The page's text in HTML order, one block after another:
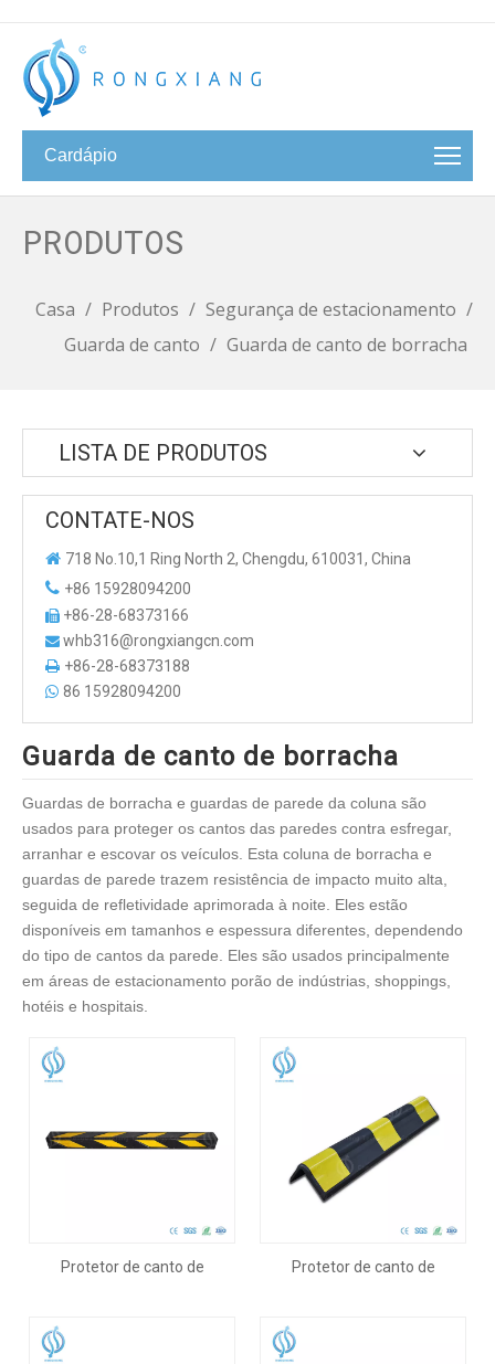
Cardápio
PRODUTOS
Casa / Produtos / Segurança de estacionamento /
Guarda de canto / Guarda de canto de borracha
LISTA DE PRODUTOS
CONTATE-NOS
 718 No.10,1 Ring North 2, Chengdu, 610031, China
 +86 15928094200
 +86-28-68373166
 whb316@rongxiangcn.com
 +86-28-68373188
 86 15928094200
Guarda de canto de borracha
Guardas de borracha e guardas de parede da coluna são
usados ​​para proteger os cantos das paredes contra esfregar,
arranhar e escovar os veículos. Esta coluna de borracha e
guardas de parede trazem resistência de impacto muito alta,
seguida de refletividade aprimorada à noite. Eles estão
disponíveis em tamanhos e espessura diferentes, dependendo
do tipo de cantos da parede. Eles são usados ​​principalmente
em áreas de estacionamento porão de indústrias, shoppings,
hotéis e hospitais.
Protetor de canto de
Protetor de canto de